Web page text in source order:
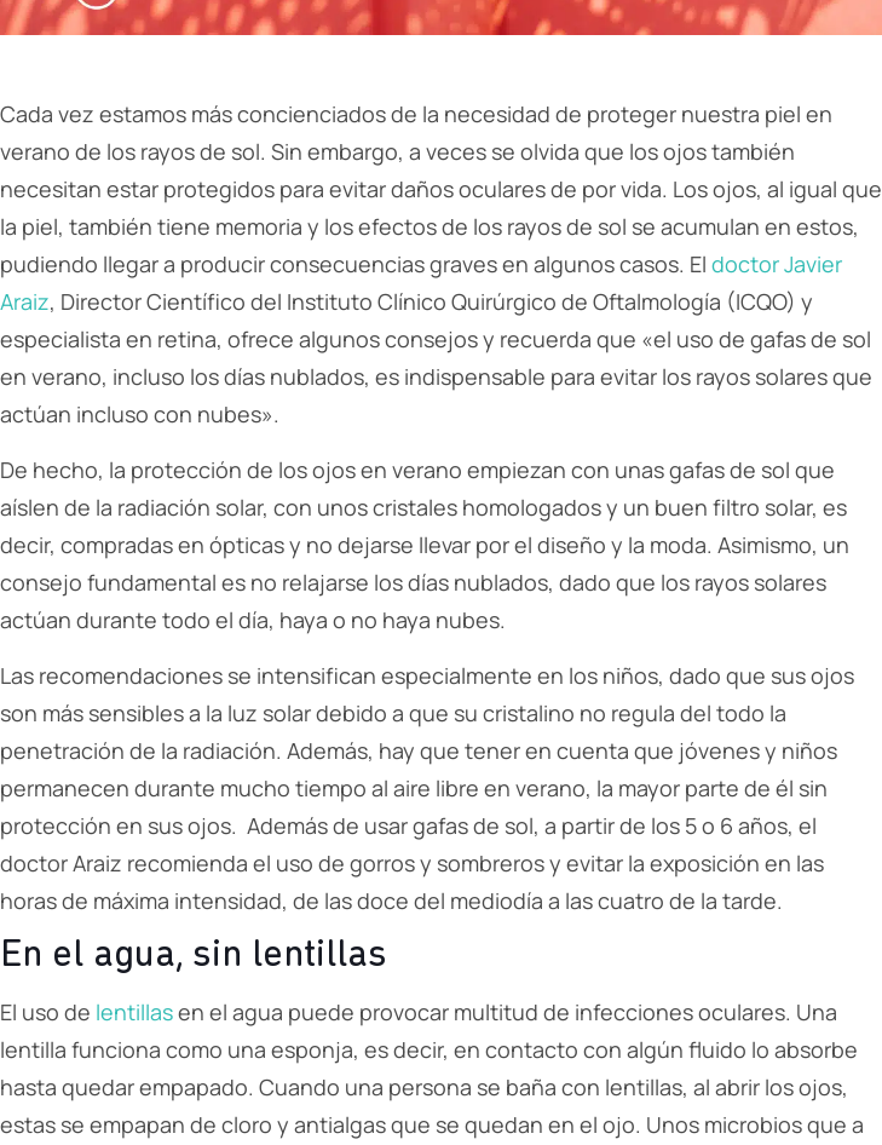
Cada vez estamos más concienciados de la necesidad de proteger nuestra piel en
verano de los rayos de sol. Sin embargo, a veces se olvida que los ojos también
necesitan estar protegidos para evitar daños oculares de por vida. Los ojos, al igual que
la piel, también tiene memoria y los efectos de los rayos de sol se acumulan en estos,
pudiendo llegar a producir consecuencias graves en algunos casos. El doctor Javier
Araiz, Director Científico del Instituto Clínico Quirúrgico de Oftalmología (ICQO) y
especialista en retina, ofrece algunos consejos y recuerda que «el uso de gafas de sol
en verano, incluso los días nublados, es indispensable para evitar los rayos solares que
actúan incluso con nubes».
De hecho, la protección de los ojos en verano empiezan con unas gafas de sol que
aíslen de la radiación solar, con unos cristales homologados y un buen filtro solar, es
decir, compradas en ópticas y no dejarse llevar por el diseño y la moda. Asimismo, un
consejo fundamental es no relajarse los días nublados, dado que los rayos solares
actúan durante todo el día, haya o no haya nubes.
Las recomendaciones se intensifican especialmente en los niños, dado que sus ojos
son más sensibles a la luz solar debido a que su cristalino no regula del todo la
penetración de la radiación. Además, hay que tener en cuenta que jóvenes y niños
permanecen durante mucho tiempo al aire libre en verano, la mayor parte de él sin
protección en sus ojos. Además de usar gafas de sol, a partir de los 5 o 6 años, el
doctor Araiz recomienda el uso de gorros y sombreros y evitar la exposición en las
horas de máxima intensidad, de las doce del mediodía a las cuatro de la tarde.
En el agua, sin lentillas
El uso de lentillasen el agua puede provocar multitud de infecciones oculares. Una
lentilla funciona como una esponja, es decir, en contacto con algún fluido lo absorbe
hasta quedar empapado. Cuando una persona se baña con lentillas, al abrir los ojos,
estas se empapan de cloro y antialgas que se quedan en el ojo. Unos microbios que a